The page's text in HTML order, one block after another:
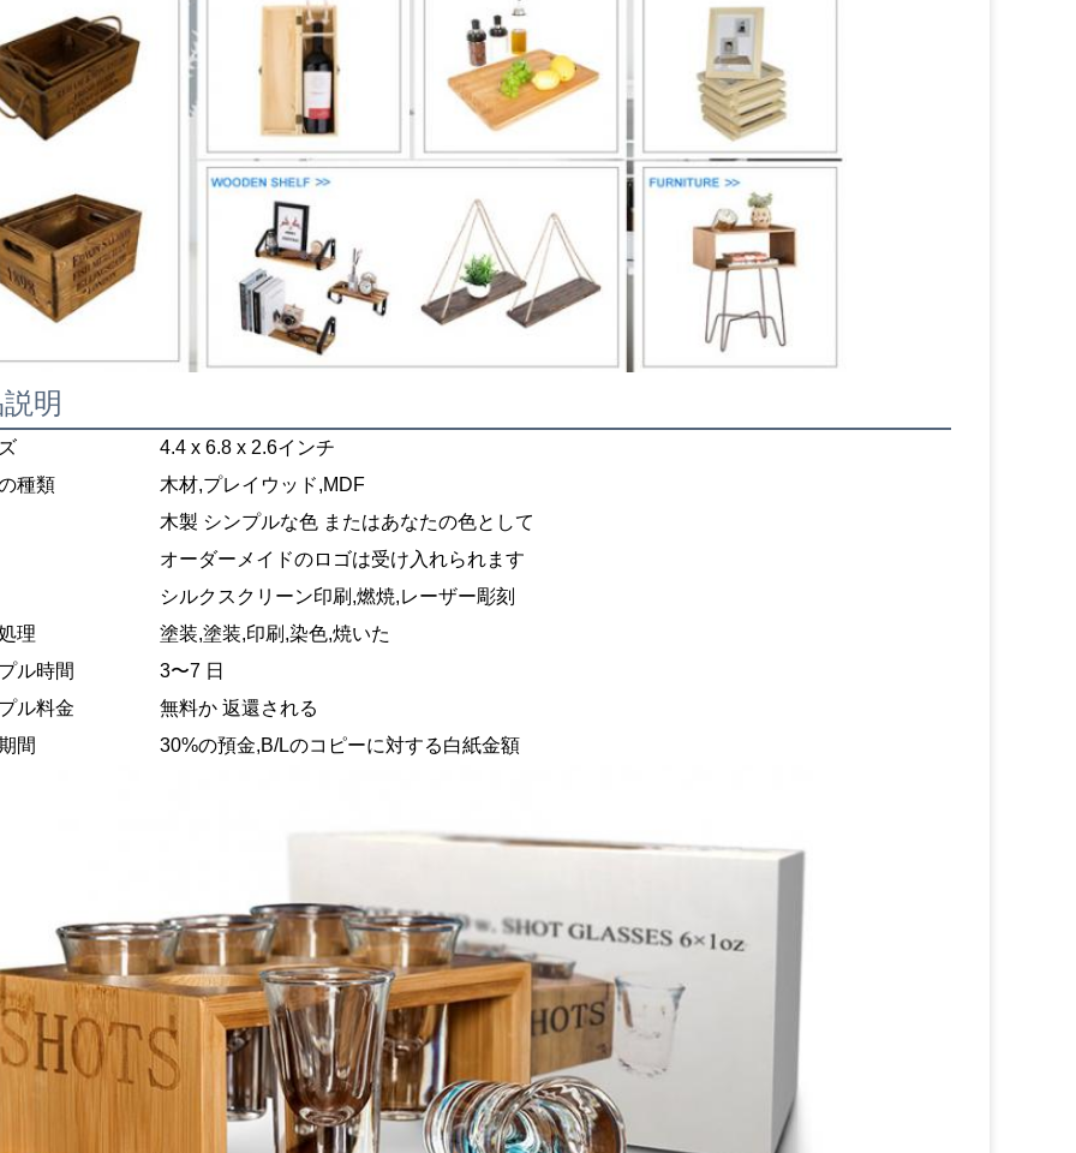
明
4.4 x 6.8 x 2.6インチ
種類
木材,プレイウッド,MDF
木製 シンプルな色 またはあなたの色として
オーダーメイドのロゴは受け入れられます
シルクスクリーン印刷,燃焼,レーザー彫刻
理
塗装,塗装,印刷,染色,焼いた
ル時間
3〜7 日
ル料金
無料か 返還される
間
30%の預金,B/Lのコピーに対する白紙金額